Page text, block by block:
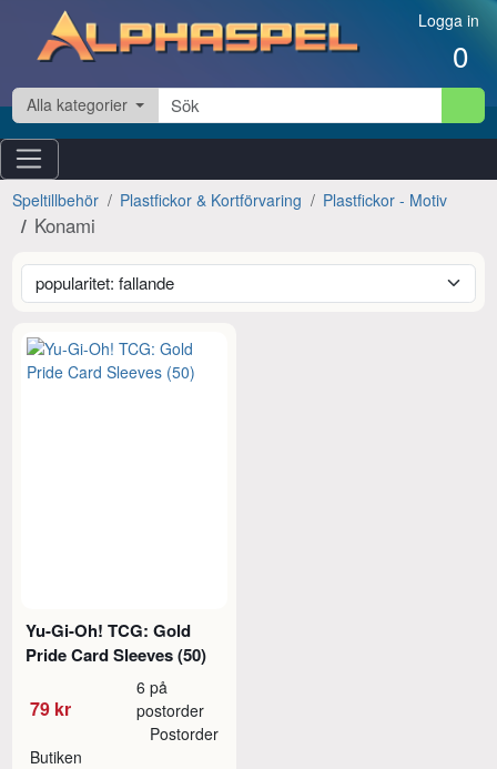
Hoppa till innehåll Logga in
0
Alla kategorier
Speltillbehör Plastfickor & Kortförvaring Plastfickor - Motiv
Konami
Yu-Gi-Oh! TCG: Gold
Pride Card Sleeves (50)
79 kr
6 på
postorder
Butiken
Postorder